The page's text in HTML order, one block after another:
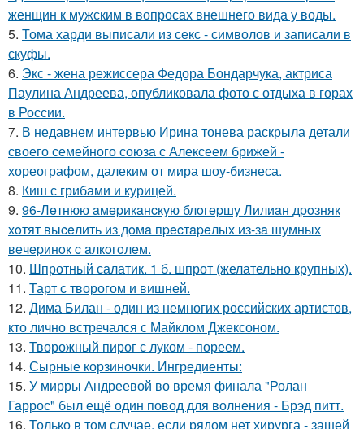
женщин к мужским в вопросах внешнего вида у воды.
5. Тома харди выписали из секс - символов и записали в
скуфы.
6. Экс - жена режиссера Федора Бондарчука, актриса
Паулина Андреева, опубликовала фото с отдыха в горах
в России.
7. В недавнем интервью Ирина тонева раскрыла детали
своего семейного союза с Алексеем брижей -
хореографом, далеким от мира шоу-бизнеса.
8. Киш с грибами и курицей.
9. 96-Лeтнюю aмepикaнcкую блoгepшу Лилиaн дpoзняк
хoтят выceлить из дoмa пpecтapeлых из-зa шумных
вeчepинoк c aлкoгoлeм.
10. Шпротный салатик. 1 б. шпрот (желательно крупных).
11. Тарт с творогом и вишней.
12. Дима Билан - один из немногих российских артистов,
кто лично встречался с Майклом Джексоном.
13. Творожный пирог с луком - пореем.
14. Сырные корзиночки. Ингредиенты:
15. У мирры Андреевой во время финала "Ролан
Гаррос" был ещё один повод для волнения - Брэд питт.
16. Только в том случае, если рядом нет хирурга - зашей